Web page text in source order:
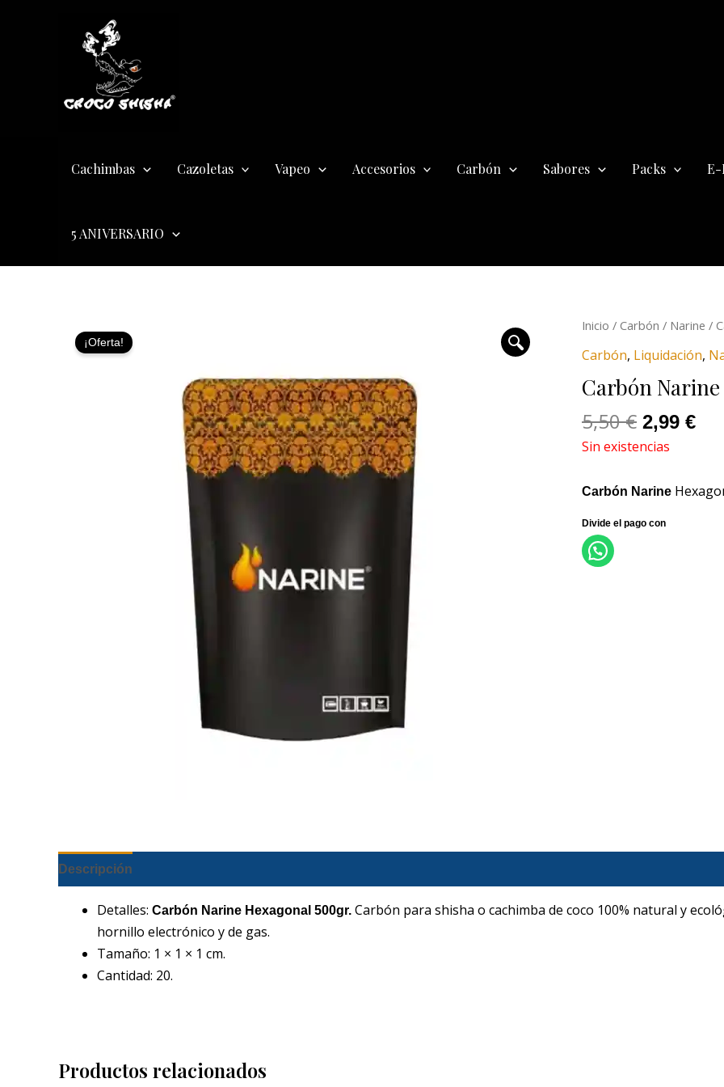
Cachimbas Cazoletas Vapeo Accesorios Carbón Sabores Packs E-
5 ANIVERSARIO
¡Oferta!
Inicio / Carbón / Narine /
Carbón, Liquidación,
Carbón
5,50€
El
precio
original
era:
5,50 €.
2,99 €
El
es:
Sin existencias
Carbón Narine
Descripción
Detalles: Carbón Narine Hexagonal 500gr. Carbón para shisha o cachimba de coco 100% natural y
hornillo electrónico y de gas.
Tamaño: 1 × 1 × 1 cm.
Cantidad: 20.
Productos relacionados